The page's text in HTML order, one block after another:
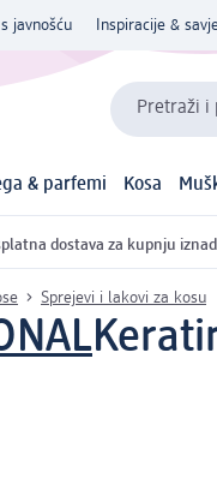
javnošću Inspiracije &
Pretraži i
& parfemi Kosa
dostava za kupnju
Sprejevi i lakovi za kosu